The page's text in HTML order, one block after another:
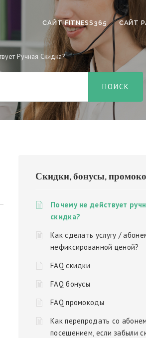
САЙТ FITNESS365 САЙТ
Ручная Скидка?
Скидки, бонусы,
Почему не действует
скидка?
Как сделать услугу /
нефиксированной ценой?
FAQ скидки
FAQ бонусы
FAQ промокоды
Как перепродать со
посещением, если забыли